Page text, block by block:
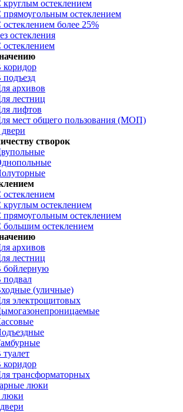
круглым остеклением
прямоугольным остеклением
остеклением более 25%
остекления
остеклением
коридор
подъезд
архивов
лестниц
лифтов
мест общего пользования (МОП)
створок
остеклением
круглым остеклением
прямоугольным остеклением
большим остеклением
архивов
лестниц
бойлерную
подвал
(уличные)
электрощитовых
туалет
коридор
трансформаторных
люки
люки